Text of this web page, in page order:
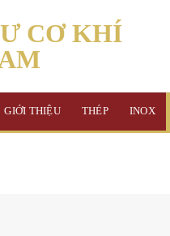
GIỚI THIỆU THÉP INOX